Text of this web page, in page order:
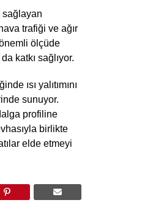
sağlayan
trafiği ve ağır
ölçüde
katkı sağlıyor.
ısı yalıtımını
sunuyor.
profiline
birlikte
elde etmeyi